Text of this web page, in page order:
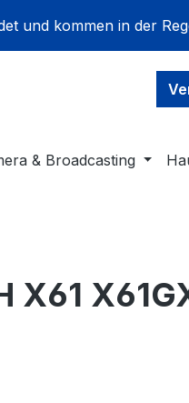
und kommen in der
& Broadcasting